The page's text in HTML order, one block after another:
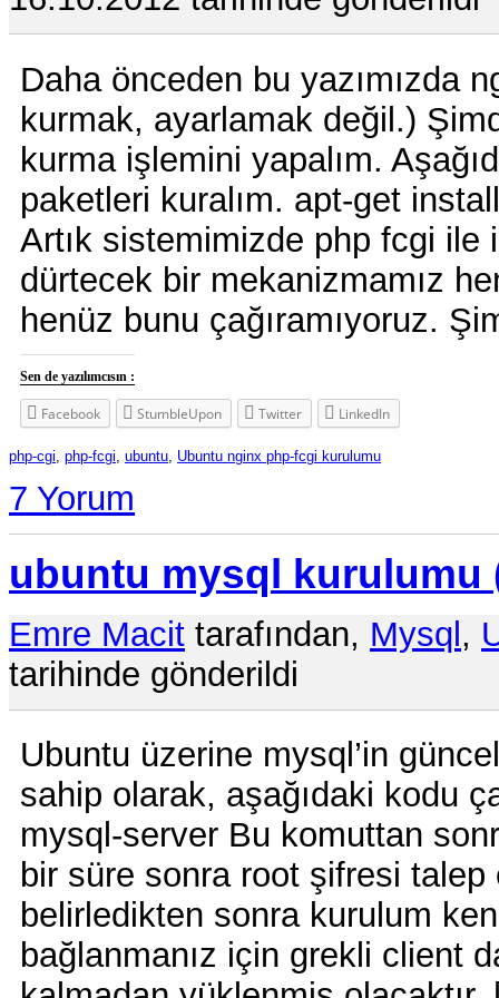
Daha önceden bu yazımızda
kurmak, ayarlamak değil.)
kurma işlemini yapalım.
paketleri kuralım. apt-get
Artık sistemimizde php fcgi
dürtecek bir mekanizmamız
henüz bunu çağıramıyoruz.
Sen de yazılımcısın :
Facebook StumbleUpon Twitter LinkedIn
php-cgi, php-fcgi, ubuntu, Ubuntu nginx php-fcgi kurulumu
7 Yorum
ubuntu mysql kurulumu
Emre Macit tarafından, Mysql,
tarihinde gönderildi
Ubuntu üzerine mysql’in
sahip olarak, aşağıdaki kodu
mysql-server Bu komuttan
bir süre sonra root şifresi
belirledikten sonra kurulum
bağlanmanız için grekli client